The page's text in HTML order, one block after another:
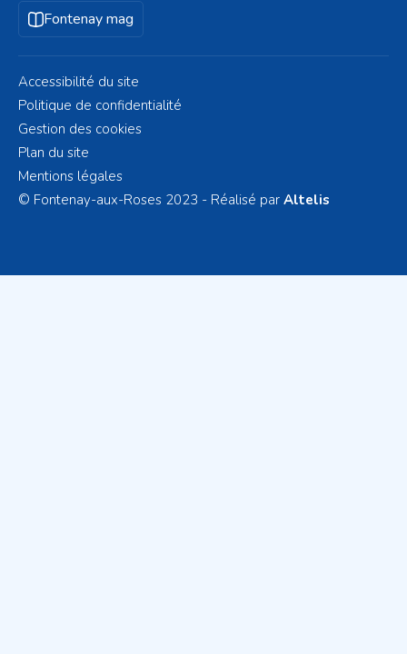
Fontenay mag
Mentions légales
Accessibilité du site
Politique de confidentialité
Gestion des cookies
Plan du site
© Fontenay-aux-Roses 2023 - Réalisé par Altelis